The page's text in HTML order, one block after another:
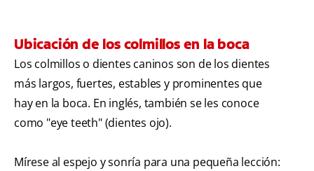
Ubicación de los colmillos en la boca
Los colmillos o dientes caninos son de los dientes
más largos, fuertes, estables y prominentes que
hay en la boca. En inglés, también se les conoce
como "eye teeth" (dientes ojo).
Mírese al espejo y sonría para una pequeña lección: